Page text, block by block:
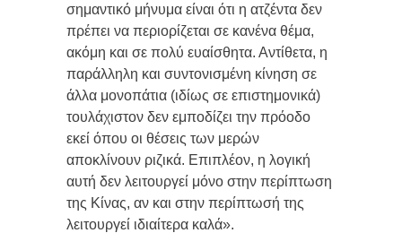
σημαντικό μήνυμα είναι ότι η ατζέντα δεν
πρέπει να περιορίζεται σε κανένα θέμα,
ακόμη και σε πολύ ευαίσθητα. Αντίθετα, η
παράλληλη και συντονισμένη κίνηση σε
άλλα μονοπάτια (ιδίως σε επιστημονικά)
τουλάχιστον δεν εμποδίζει την πρόοδο
εκεί όπου οι θέσεις των μερών
αποκλίνουν ριζικά. Επιπλέον, η λογική
αυτή δεν λειτουργεί μόνο στην περίπτωση
της Κίνας, αν και στην περίπτωσή της
λειτουργεί ιδιαίτερα καλά».